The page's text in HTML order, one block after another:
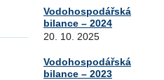
Vodohospodářská
bilance – 2024
20. 10. 2025
Vodohospodářská
bilance – 2023